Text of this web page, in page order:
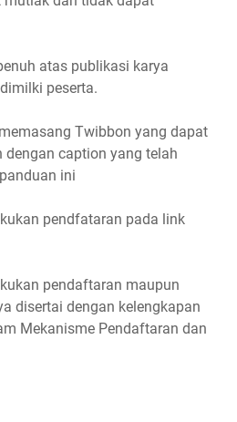
atas publikasi karya
peserta.
Twibbon yang dapat
caption yang telah
ini
pendfataran pada link
pendaftaran maupun
disertai dengan kelengkapan
Mekanisme Pendaftaran dan